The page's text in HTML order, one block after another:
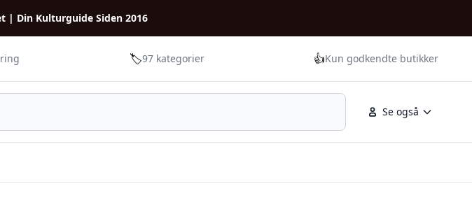
| Din Kulturguide Siden 2016
🏷️97 kategorier 👍Kun godkendte butikker
Se også